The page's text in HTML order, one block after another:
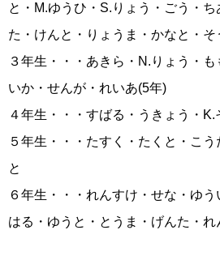
と・M.ゆうひ・S.りょう・ごう・
た・けんと・りょうま・かなと・そ
３年生・・・あきら・N.りょう・
いか・せんが・れいあ(5年)
４年生・・・すばる・うきょう・K.
５年生・・・たすく・たくと・こ
と
６年生・・・れんすけ・せな・ゆう
はる・ゆうと・とうま・げんた・